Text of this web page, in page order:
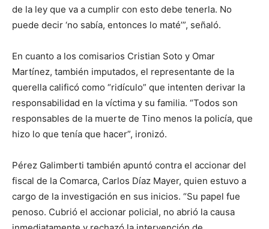
de la ley que va a cumplir con esto debe tenerla. No
puede decir ‘no sabía, entonces lo maté’”, señaló.
En cuanto a los comisarios Cristian Soto y Omar
Martínez, también imputados, el representante de la
querella calificó como “ridículo” que intenten derivar la
responsabilidad en la víctima y su familia. “Todos son
responsables de la muerte de Tino menos la policía, que
hizo lo que tenía que hacer”, ironizó.
Pérez Galimberti también apuntó contra el accionar del
fiscal de la Comarca, Carlos Díaz Mayer, quien estuvo a
cargo de la investigación en sus inicios. “Su papel fue
penoso. Cubrió el accionar policial, no abrió la causa